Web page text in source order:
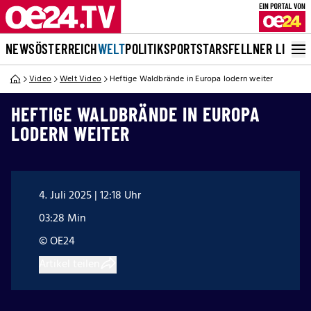
NEWSÖSTERREICHWELTPOLITIKSPORTSTARSFELLNER LIVE
Video Welt Video Heftige Waldbrände in Europa lodern weiter
HEFTIGE WALDBRÄNDE IN EUROPA
LODERN WEITER
4. Juli 2025 | 12:18 Uhr
03:28 Min
© OE24